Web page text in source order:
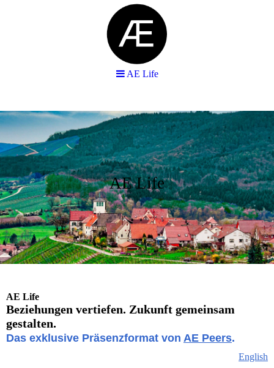
AE Life
AE Life
Beziehungen vertiefen. Zukunft gemeinsam
gestalten.
Das exklusive Präsenzformat von AE Peers.
English
AE Life